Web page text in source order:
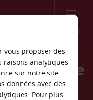
Menu
Gandie
vous proposer des
raisons analytiques
sur notre site.
données avec des
Pour plus